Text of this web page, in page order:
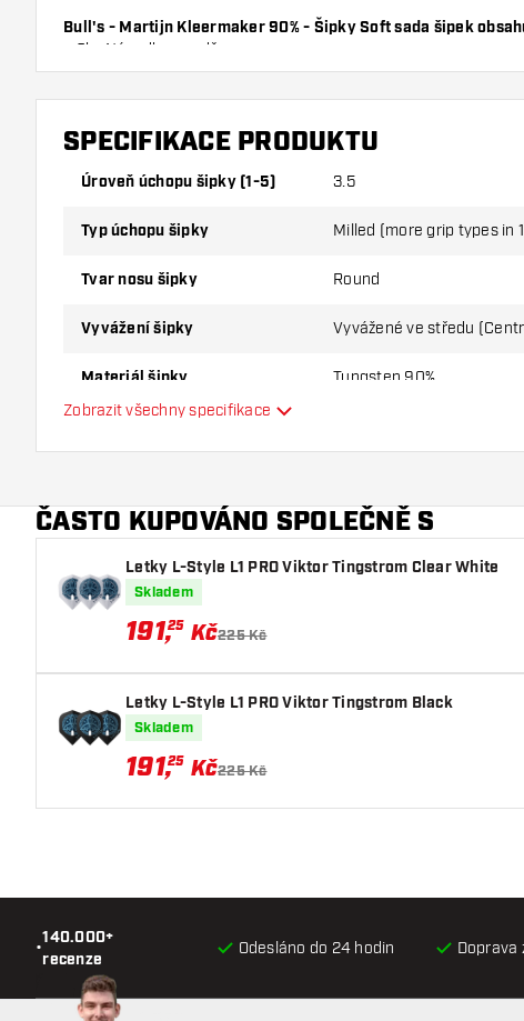
Bull's - Martijn Kleermaker 90% - Šipky Soft sada šipek
a 3ks Násadky v sadě.
SPECIFIKACE PRODUKTU
Úroveň úchopu šipky (1-5) 3.5
Typ úchopu šipky Milled (more grip types in
Tvar nosu šipky Round
Vyvážení šipky Vyvážené ve středu
Materiál šipky Tungsten 90%
Barva šipky
Zóna úchopu šipky
Tvar šipky
Hmotnost šipky
Šířka šipky (mm)
Délka šipky (mm)
Zobrazit všechny specifikace
ČASTO KUPOVÁNO SPOLEČNĚ S
Letky L-Style L1 PRO Viktor Tingstrom Clear White
Skladem
191,25 Kč225 Kč
Letky L-Style L1 PRO Viktor Tingstrom Black
Skladem
191,25 Kč225 Kč
•
140.000+
recenze
Odesláno do 24 hodin Doprava